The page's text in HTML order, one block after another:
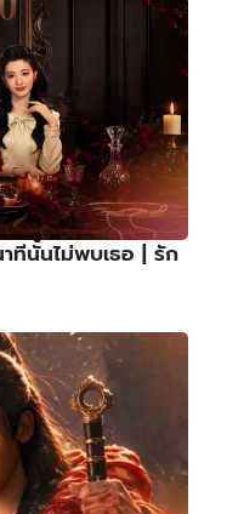
ทีนั้นไม่พบเธอ | รัก